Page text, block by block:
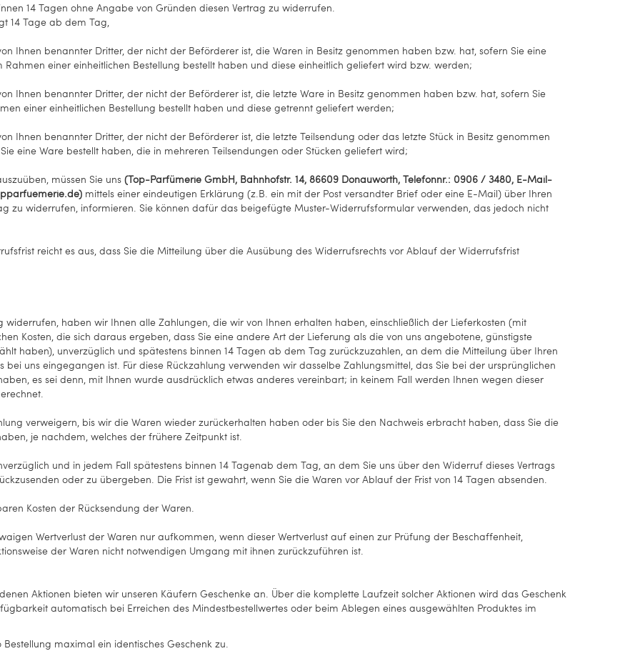
14 Tagen ohne Angabe von Gründen diesen Vertrag zu widerrufen.
14 Tage ab dem Tag,
Ihnen benannter Dritter, der nicht der Beförderer ist, die Waren in Besitz genommen haben bzw. hat, sofern Sie eine
einer einheitlichen Bestellung bestellt haben und diese einheitlich geliefert wird bzw. werden;
Ihnen benannter Dritter, der nicht der Beförderer ist, die letzte Ware in Besitz genommen haben bzw. hat, sofern Sie
einer einheitlichen Bestellung bestellt haben und diese getrennt geliefert werden;
Ihnen benannter Dritter, der nicht der Beförderer ist, die letzte Teilsendung oder das letzte Stück in Besitz genommen
eine Ware bestellt haben, die in mehreren Teilsendungen oder Stücken geliefert wird;
müssen Sie uns (Top-Parfümerie GmbH, Bahnhofstr. 14, 86609 Donauwörth, Telefonnr.: 0906 / 3480, E-Mail-
mittels einer eindeutigen Erklärung (z.B. ein mit der Post versandter Brief oder eine E-Mail) über Ihren
zu widerrufen, informieren. Sie können dafür das beigefügte Muster-Widerrufsformular verwenden, das jedoch nicht
reicht es aus, dass Sie die Mitteilung über die Ausübung des Widerrufsrechts vor Ablauf der Widerrufsfrist
widerrufen, haben wir Ihnen alle Zahlungen, die wir von Ihnen erhalten haben, einschließlich der Lieferkosten (mit
Kosten, die sich daraus ergeben, dass Sie eine andere Art der Lieferung als die von uns angebotene, günstigste
haben), unverzüglich und spätestens binnen 14 Tagen ab dem Tag zurückzuzahlen, an dem die Mitteilung über Ihren
bei uns eingegangen ist. Für diese Rückzahlung verwenden wir dasselbe Zahlungsmittel, das Sie bei der ursprünglichen
es sei denn, mit Ihnen wurde ausdrücklich etwas anderes vereinbart; in keinem Fall werden Ihnen wegen dieser
verweigern, bis wir die Waren wieder zurückerhalten haben oder bis Sie den Nachweis erbracht haben, dass Sie die
je nachdem, welches der frühere Zeitpunkt ist.
und in jedem Fall spätestens binnen 14 Tagenab dem Tag, an dem Sie uns über den Widerruf dieses Vertrags
oder zu übergeben. Die Frist ist gewahrt, wenn Sie die Waren vor Ablauf der Frist von 14 Tagen absenden.
Kosten der Rücksendung der Waren.
Wertverlust der Waren nur aufkommen, wenn dieser Wertverlust auf einen zur Prüfung der Beschaffenheit,
der Waren nicht notwendigen Umgang mit ihnen zurückzuführen ist.
Aktionen bieten wir unseren Käufern Geschenke an. Über die komplette Laufzeit solcher Aktionen wird das Geschenk
automatisch bei Erreichen des Mindestbestellwertes oder beim Ablegen eines ausgewählten Produktes im
maximal ein identisches Geschenk zu.